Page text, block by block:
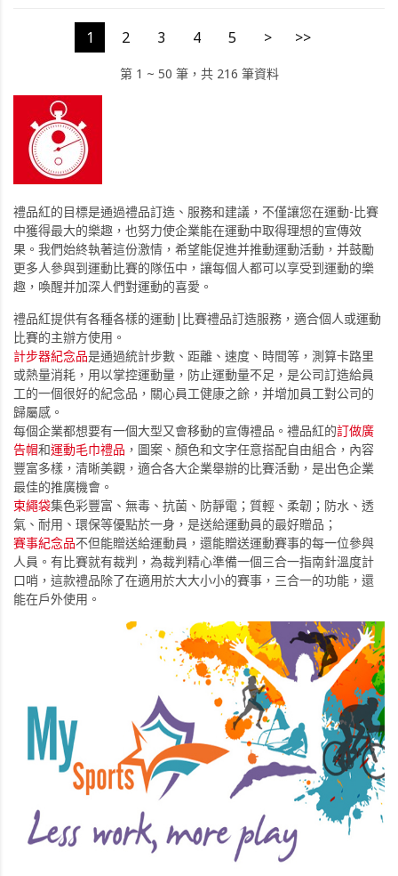
1 2 3 4 5 > >>
第 1 ~ 50 筆，共 216 筆資料
禮品紅的目標是通過禮品訂造、服務和建議，不僅讓您在運動-比賽
中獲得最大的樂趣，也努力使企業能在運動中取得理想的宣傳效
果。我們始終執著這份激情，希望能促進并推動運動活動，并鼓勵
更多人參與到運動比賽的隊伍中，讓每個人都可以享受到運動的樂
趣，喚醒并加深人們對運動的喜愛。
禮品紅提供有各種各樣的運動|比賽禮品訂造服務，適合個人或運動
比賽的主辦方使用。
計步器紀念品是通過統計步數、距離、速度、時間等，測算卡路里
或熱量消耗，用以掌控運動量，防止運動量不足，是公司訂造給員
工的一個很好的紀念品，關心員工健康之餘，并增加員工對公司的
歸屬感。
每個企業都想要有一個大型又會移動的宣傳禮品。禮品紅的訂做廣
告帽和運動毛巾禮品 ，圖案、顏色和文字任意搭配自由組合，內容
豐富多樣，清晰美觀，適合各大企業舉辦的比賽活動，是出色企業
最佳的推廣機會。
束繩袋集色彩豐富、無毒、抗菌、防靜電；質輕、柔韌；防水、透
氣、耐用、環保等優點於一身，是送給運動員的最好贈品；
賽事紀念品不但能贈送給運動員，還能贈送運動賽事的每一位參與
人員。有比賽就有裁判，為裁判精心準備一個三合一指南針溫度計
口哨，這款禮品除了在適用於大大小小的賽事，三合一的功能，還
能在戶外使用。